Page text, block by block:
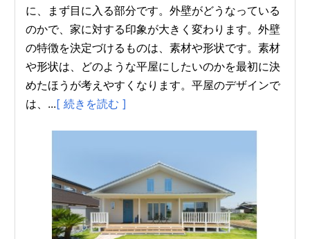
に、まず目に入る部分です。外壁がどうなっている
のかで、家に対する印象が大きく変わります。外壁
の特徴を決定づけるものは、素材や形状です。素材
や形状は、どのような平屋にしたいのかを最初に決
めたほうが考えやすくなります。平屋のデザインで
は、...[ 続きを読む ]